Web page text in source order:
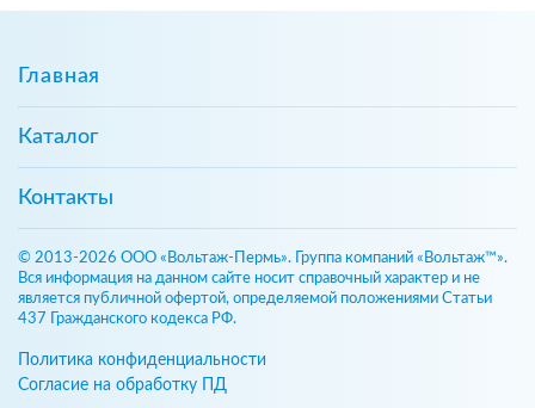
Главная
Каталог
Контакты
© 2013-2026 ООО «Вольтаж-Пермь». Группа компаний «Вольтаж™».
Вся информация на данном сайте носит справочный характер и не
является публичной офертой, определяемой положениями Статьи
437 Гражданского кодекса РФ.
Политика конфиденциальности
Согласие на обработку ПД